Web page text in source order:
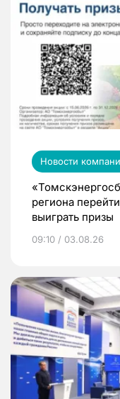
Новости
региона
выиграть призы
09:10 / 03.08.26